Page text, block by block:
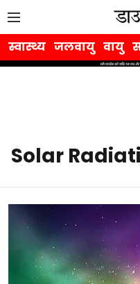
स्वास्थ्य जलवायु वायु
Solar